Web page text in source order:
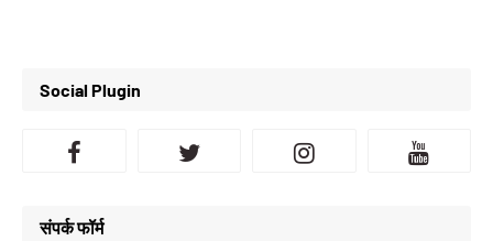
Social Plugin
संपर्क फॉर्म